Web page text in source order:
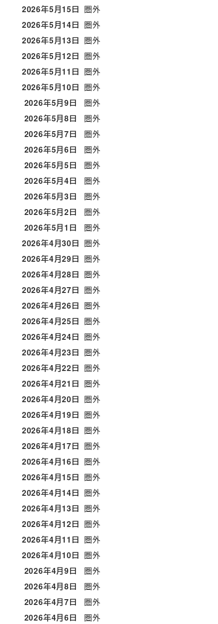
2026年5月15日 圏外
2026年5月14日 圏外
2026年5月13日 圏外
2026年5月12日 圏外
2026年5月11日 圏外
2026年5月10日 圏外
2026年5月9日
圏外
2026年5月8日
圏外
2026年5月7日
圏外
2026年5月6日
圏外
2026年5月5日
圏外
2026年5月4日
圏外
2026年5月3日
圏外
2026年5月2日
圏外
2026年5月1日
圏外
2026年4月30日 圏外
2026年4月29日 圏外
2026年4月28日 圏外
2026年4月27日 圏外
2026年4月26日 圏外
2026年4月25日 圏外
2026年4月24日 圏外
2026年4月23日 圏外
2026年4月22日 圏外
2026年4月21日 圏外
2026年4月20日 圏外
2026年4月19日 圏外
2026年4月18日 圏外
2026年4月17日 圏外
2026年4月16日 圏外
2026年4月15日 圏外
2026年4月14日 圏外
2026年4月13日 圏外
2026年4月12日 圏外
2026年4月11日 圏外
2026年4月10日 圏外
2026年4月9日
圏外
2026年4月8日
圏外
2026年4月7日
圏外
2026年4月6日
圏外